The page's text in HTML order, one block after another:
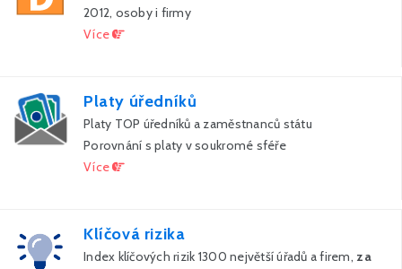
2012, osoby i firmy
Více
Platy úředníků
Platy TOP úředníků a zaměstnanců státu
Porovnání s platy v soukromé sféře
Více
Klíčová rizika
Index klíčových rizik 1300 největší úřadů a firem, za